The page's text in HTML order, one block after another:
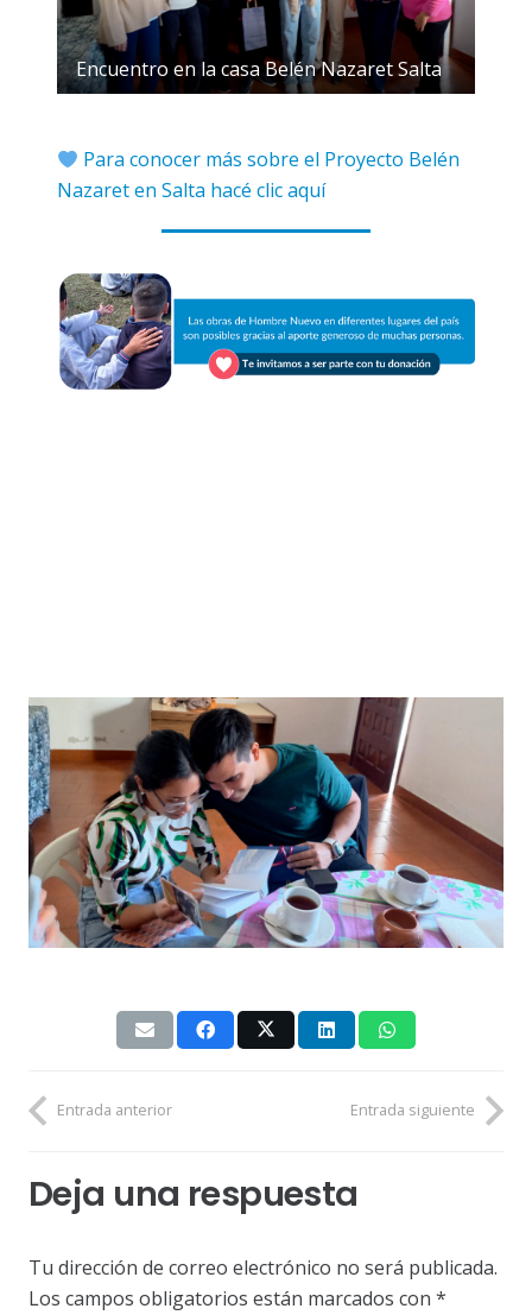
Encuentro en la casa Belén Nazaret Salta
Para conocer más sobre el Proyecto Belén
Nazaret en Salta hacé clic aquí
Entrada anterior Entrada siguiente
Deja una respuesta
Tu dirección de correo electrónico no será publicada.
Los campos obligatorios están marcados con *